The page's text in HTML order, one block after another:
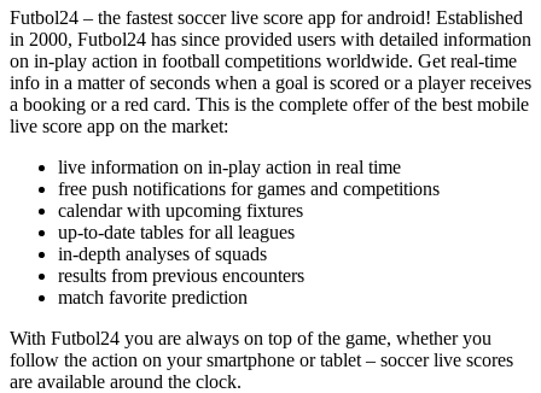
Futbol24 – the fastest soccer live score app for android! Established
in 2000, Futbol24 has since provided users with detailed information
on in-play action in football competitions worldwide. Get real-time
info in a matter of seconds when a goal is scored or a player receives
a booking or a red card. This is the complete offer of the best mobile
live score app on the market:
live information on in-play action in real time
free push notifications for games and competitions
calendar with upcoming fixtures
up-to-date tables for all leagues
in-depth analyses of squads
results from previous encounters
match favorite prediction
With Futbol24 you are always on top of the game, whether you
follow the action on your smartphone or tablet – soccer live scores
are available around the clock.